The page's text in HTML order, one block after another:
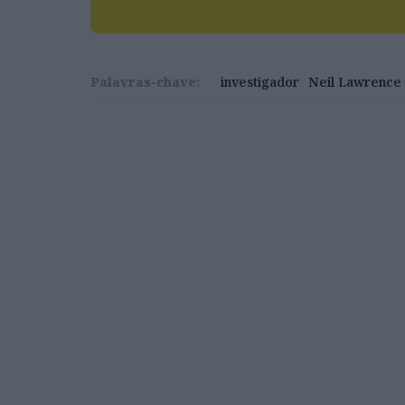
redigir uma lei. O poder já não está nas
Palavras-chave: investigador Neil Lawrence